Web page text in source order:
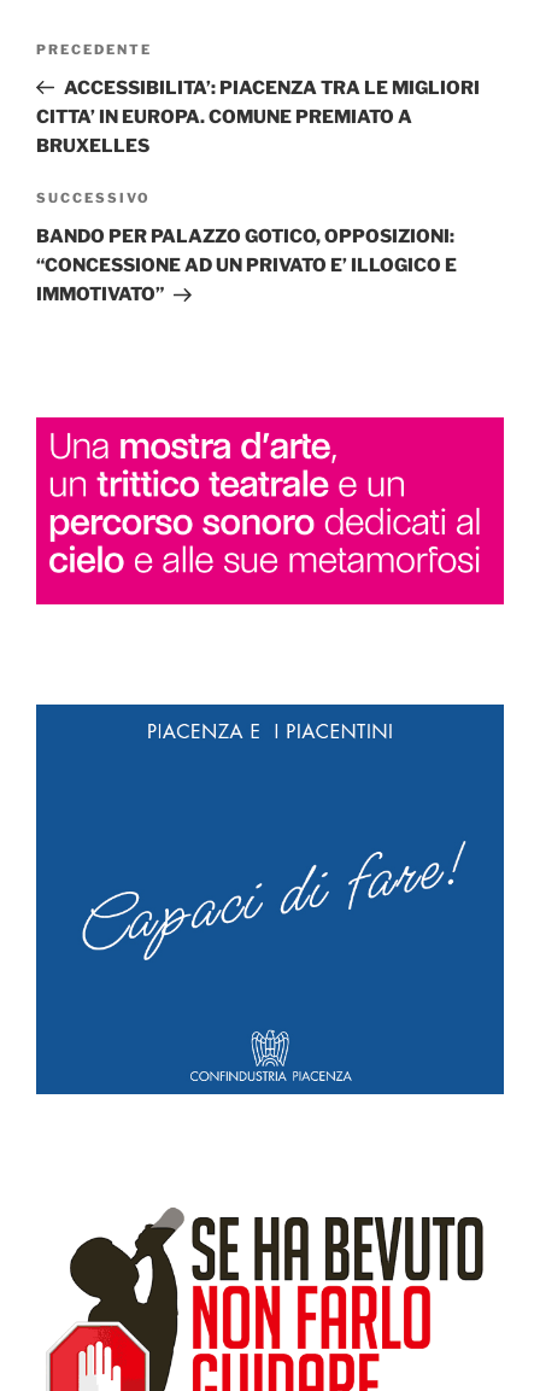
Articolo
precedente:
PRECEDENTE
ACCESSIBILITA’: PIACENZA TRA LE MIGLIORI
CITTA’ IN EUROPA. COMUNE PREMIATO A
BRUXELLES
Articolo
successivo
SUCCESSIVO
BANDO PER PALAZZO GOTICO, OPPOSIZIONI:
“CONCESSIONE AD UN PRIVATO E’ ILLOGICO E
IMMOTIVATO”